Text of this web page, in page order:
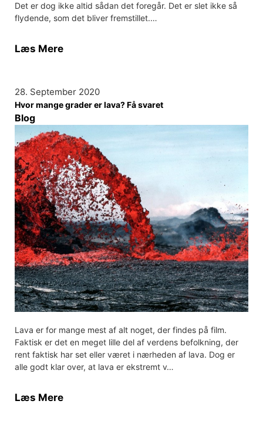
Det er dog ikke altid sådan det foregår. Det er slet ikke så
flydende, som det bliver fremstillet.…
Læs Mere
28. September 2020
Hvor mange grader er lava? Få svaret
Blog
Lava er for mange mest af alt noget, der findes på film.
Faktisk er det en meget lille del af verdens befolkning, der
rent faktisk har set eller været i nærheden af lava. Dog er
alle godt klar over, at lava er ekstremt v…
Læs Mere